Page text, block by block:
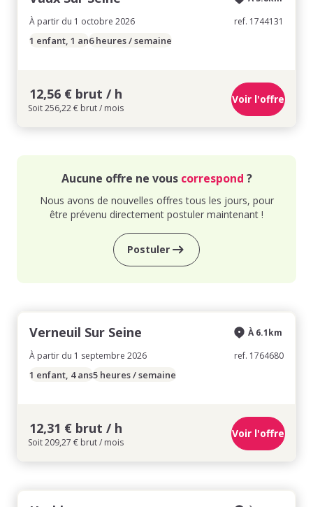
À partir du 1 octobre 2026
ref. 1744131
1 enfant, 1 an6 heures / semaine
12,56 € brut / h
Soit 256,22 € brut / mois
Voir l'offre
Aucune offre ne vous correspond ?
Nous avons de nouvelles offres tous les jours, pour
être prévenu directement postuler maintenant !
Postuler
Verneuil Sur Seine
À partir du 1 septembre 2026
À 6.1km
ref. 1764680
1 enfant, 4 ans5 heures / semaine
12,31 € brut / h
Soit 209,27 € brut / mois
Voir l'offre